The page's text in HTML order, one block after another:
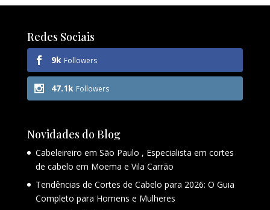
Redes Sociais
9k Followers
47.1k Followers
Novidades do Blog
Cabeleireiro em São Paulo , Especialista em cortes
de cabelo em Moema e Vila Carrão
Tendências de Cortes de Cabelo para 2026: O Guia
Completo para Homens e Mulheres